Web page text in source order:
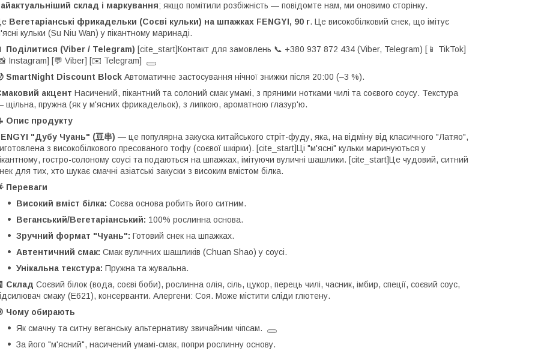
склад і маркування; якщо помітили розбіжність — повідомте нам, ми оновимо сторінку.
Вегетаріанські фрикадельки (Соєві кульки) на шпажках FENGYI, 90 г. Це високобілковий снек, що імітує
кульки (Su Niu Wan) у пікантному маринаді.
Поділитися (Viber / Telegram) [cite_start]Контакт для замовлень 📞 +380 937 872 434 (Viber, Telegram) [📱 TikTok]
Instagram] [💬 Viber] [✉️ Telegram]
SmartNight Discount Block Автоматичне застосування нічної знижки після 20:00 (–3 %).
акцент Насичений, пікантний та солоний смак умамі, з пряними нотками чилі та соєвого соусу. Текстура
щільна, пружна (як у м'ясних фрикадельок), з липкою, ароматною глазур'ю.
Опис продукту
"Дубу Чуань" (豆串) — це популярна закуска китайського стріт-фуду, яка, на відміну від класичного "Латяо",
з високобілкового пресованого тофу (соєвої шкірки). [cite_start]Ці "м'ясні" кульки маринуються у
гостро-солоному соусі та подаються на шпажках, імітуючи вуличні шашлики. [cite_start]Це чудовий, ситний
для тих, хто шукає смачні азіатські закуски з високим вмістом білка.
Переваги
Високий вміст білка: Соєва основа робить його ситним.
Веганський/Вегетаріанський: 100% рослинна основа.
Зручний формат "Чуань": Готовий снек на шпажках.
Автентичний смак: Смак вуличних шашликів (Chuan Shao) у соусі.
Унікальна текстура: Пружна та жувальна.
Склад Соєвий білок (вода, соєві боби), рослинна олія, сіль, цукор, перець чилі, часник, імбир, спеції, соєвий соус,
смаку (E621), консерванти. Алергени: Соя. Може містити сліди глютену.
Чому обирають
Як смачну та ситну веганську альтернативу звичайним чіпсам.
За його "м'ясний", насичений умамі-смак, попри рослинну основу.